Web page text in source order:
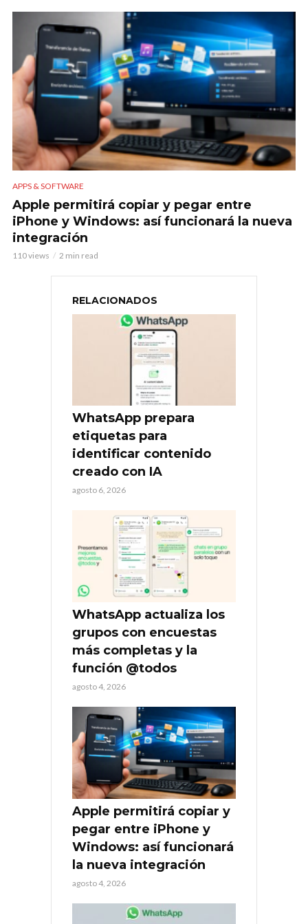
APPS & SOFTWARE
Apple permitirá copiar y pegar entre
iPhone y Windows: así funcionará la nueva
integración
110 views 2 min read
RELACIONADOS
WhatsApp prepara
etiquetas para
identificar contenido
creado con IA
agosto 6, 2026
WhatsApp actualiza los
grupos con encuestas
más completas y la
función @todos
agosto 4, 2026
Apple permitirá copiar y
pegar entre iPhone y
Windows: así funcionará
la nueva integración
agosto 4, 2026